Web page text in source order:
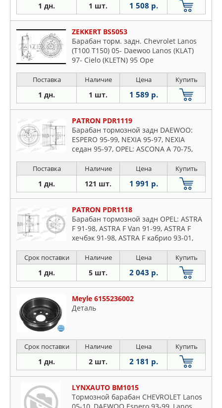
1 дн. 1 шт. 1 508 р.
ZEKKERT BS5053
Барабан торм. задн. Chevrolet Lanos
(T100 T150) 05- Daewoo Lanos (KLAT)
97- Cielo (KLETN) 95 Ope
Поставка Наличие Цена Купить
1 дн. 1 шт. 1 589 р.
PATRON PDR1119
Барабан тормозной задн DAEWOO:
ESPERO 95-99, NEXIA 95-97, NEXIA
седан 95-97, OPEL: ASCONA A 70-75,
81, ASCONA
Поставка Наличие Цена Купить
1 дн. 121 шт. 1 991 р.
PATRON PDR1118
Барабан тормозной задн OPEL: ASTRA
F 91-98, ASTRA F Van 91-99, ASTRA F
хечбэк 91-98, ASTRA F кабрио 93-01,
Срок поставки Наличие Цена Купить
1 дн. 5 шт. 2 043 р.
Meyle 6155236002
Деталь
Срок поставки Наличие Цена Купить
1 дн. 2 шт. 2 181 р.
LYNXAUTO BM1015
Тормозной барабан CHEVROLET Lanos